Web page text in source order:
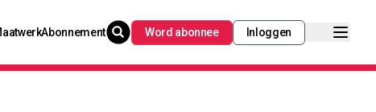
Abonnement Word abonnee Inloggen